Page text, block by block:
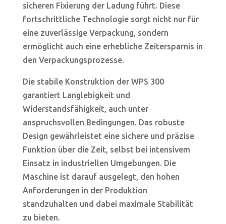
sicheren Fixierung der Ladung führt. Diese
fortschrittliche Technologie sorgt nicht nur für
eine zuverlässige Verpackung, sondern
ermöglicht auch eine erhebliche Zeitersparnis in
den Verpackungsprozesse.
Die stabile Konstruktion der WPS 300
garantiert Langlebigkeit und
Widerstandsfähigkeit, auch unter
anspruchsvollen Bedingungen. Das robuste
Design gewährleistet eine sichere und präzise
Funktion über die Zeit, selbst bei intensivem
Einsatz in industriellen Umgebungen. Die
Maschine ist darauf ausgelegt, den hohen
Anforderungen in der Produktion
standzuhalten und dabei maximale Stabilität
zu bieten.